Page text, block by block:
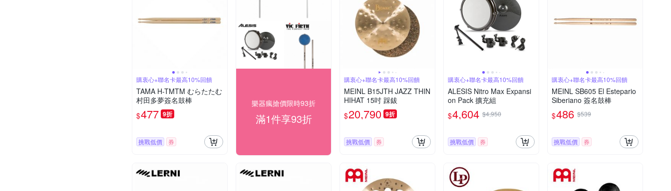
購衷心+聯名卡最高10%回饋
TAMA H-TMTM むらたたむ
村田多夢簽名鼓棒
$477 9折
挑戰低價 券
樂器瘋搶價限時93折
滿1件享93折
購衷心+聯名卡最高10%回饋
MEINL B15JTH JAZZ THIN
HIHAT 15吋 踩鈸
$20,790 9折
挑戰低價 券
購衷心+聯名卡最高10%回饋
ALESIS Nitro Max Expansi
on Pack 擴充組
$4,604 $4,950
挑戰低價 券
購衷心+聯名卡最高10%回饋
MEINL SB605 El Estepario
Siberiano 簽名鼓棒
$486 $539
挑戰低價 券